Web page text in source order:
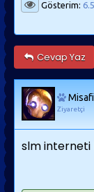
Gösterim:
Cevap Yaz
Ziyaretçi
slm interneti